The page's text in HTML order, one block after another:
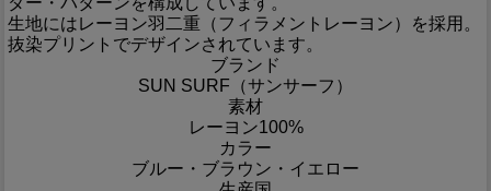
生地にはレーヨン羽二重（フィラメントレーヨン）を採用。
抜染プリントでデザインされています。
ブランド
SUN SURF（サンサーフ）
素材
レーヨン100%
カラー
ブルー・ブラウン・イエロー